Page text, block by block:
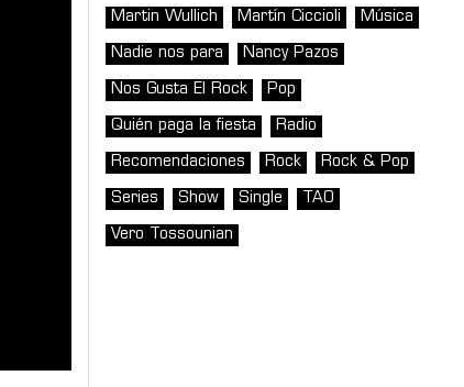
Martin Wullich Martín Ciccioli Música
Nadie nos para Nancy Pazos
Nos Gusta El Rock Pop
Quién paga la fiesta Radio
Recomendaciones Rock Rock & Pop
Series Show Single TAO
Vero Tossounian